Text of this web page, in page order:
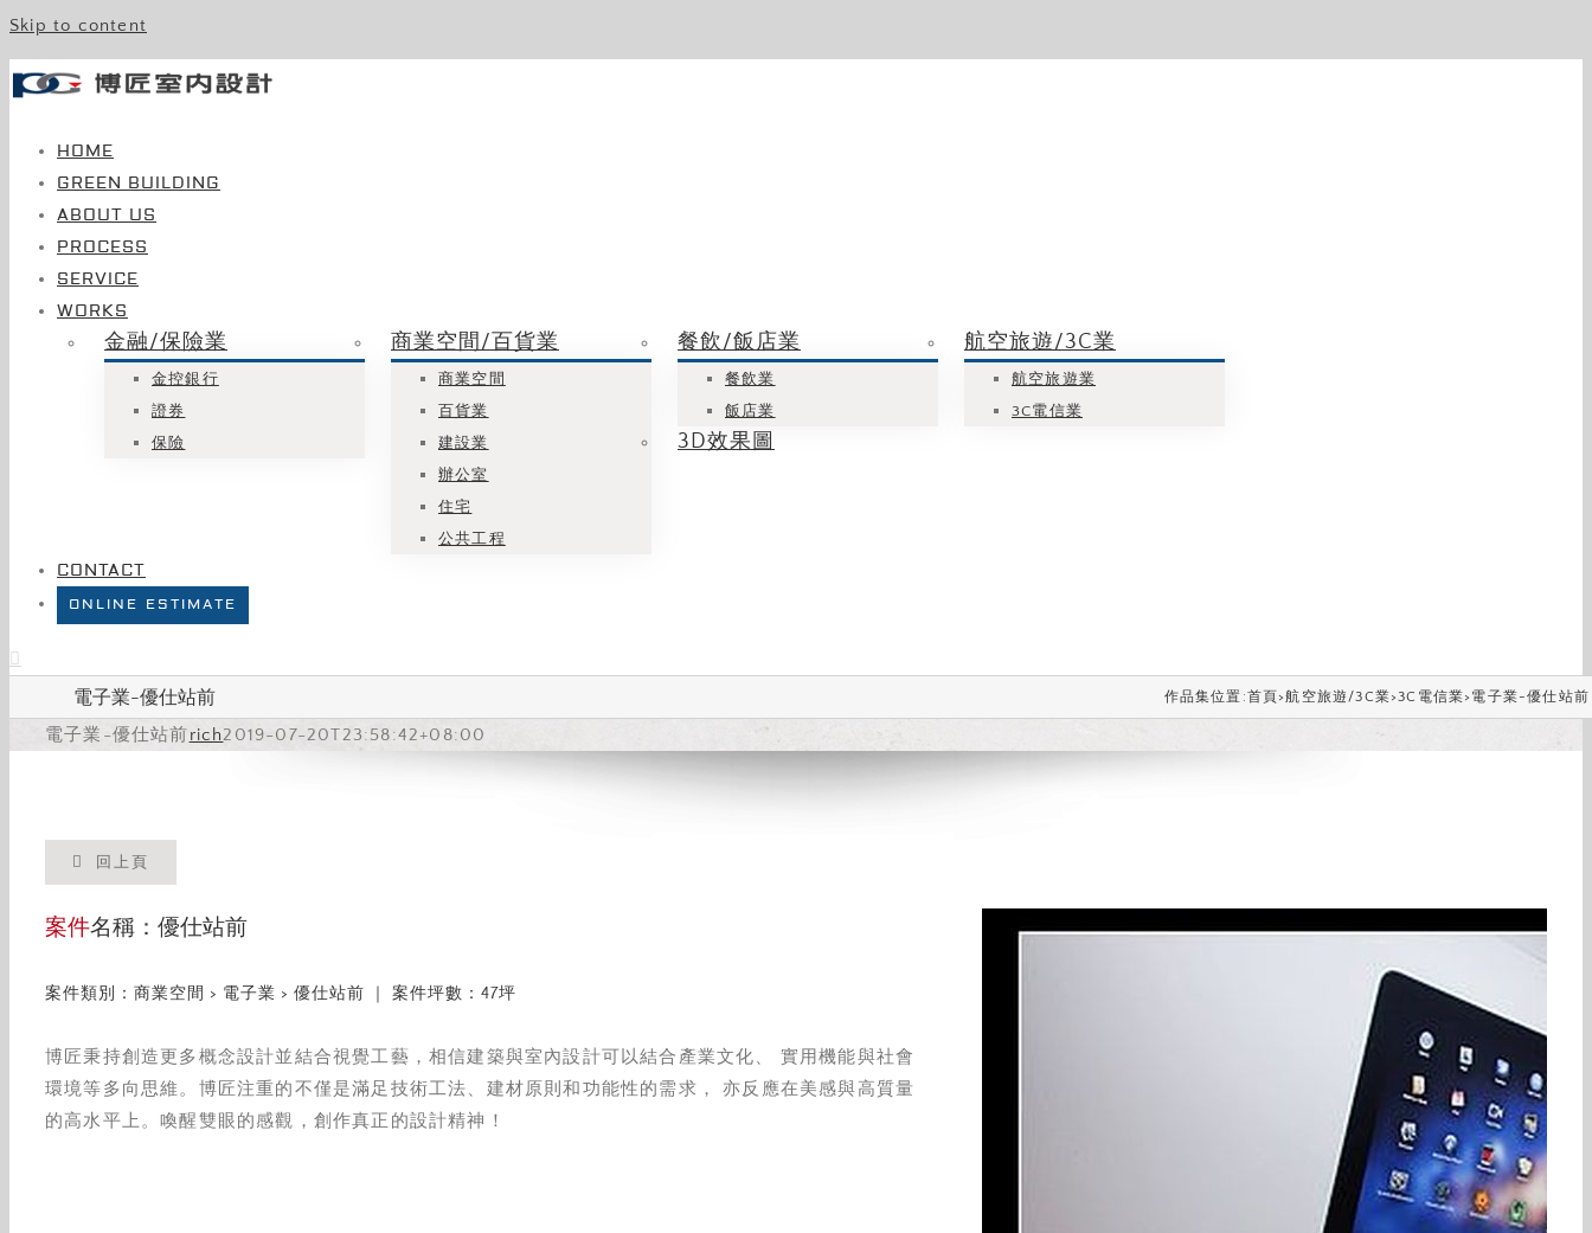
Skip to content
HOME
GREEN BUILDING
ABOUT US
PROCESS
SERVICE
WORKS
金融/保險業
金控銀行
證券
保險
商業空間/百貨業
商業空間
百貨業
建設業
辦公室
住宅
公共工程
餐飲/飯店業
餐飲業
飯店業
航空旅遊/3C業
航空旅遊業
3C電信業
3D效果圖
CONTACT
ONLINE ESTIMATE
電子業-優仕站前 作品集位置:首頁>航空旅遊/3C業>3C電信業>電子業-優仕站前
電子業-優仕站前rich2019-07-20T23:58:42+08:00
回上頁
案件名稱：優仕站前
案件類別：商業空間 > 電子業 > 優仕站前 ｜ 案件坪數：47坪
博匠秉持創造更多概念設計並結合視覺工藝，相信建築與室內設計可以結合產業文化、 實用機能與社會
環境等多向思維。博匠注重的不僅是滿足技術工法、建材原則和功能性的需求， 亦反應在美感與高質量
的高水平上。喚醒雙眼的感觀，創作真正的設計精神！